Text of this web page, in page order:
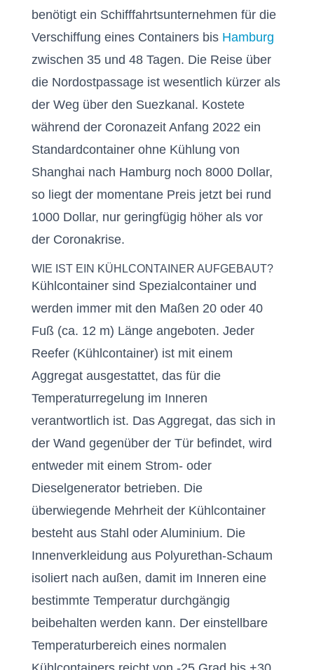
benötigt ein Schifffahrtsunternehmen für die
Verschiffung eines Containers bis Hamburg
zwischen 35 und 48 Tagen. Die Reise über
die Nordostpassage ist wesentlich kürzer als
der Weg über den Suezkanal. Kostete
während der Coronazeit Anfang 2022 ein
Standardcontainer ohne Kühlung von
Shanghai nach Hamburg noch 8000 Dollar,
so liegt der momentane Preis jetzt bei rund
1000 Dollar, nur geringfügig höher als vor
der Coronakrise.
WIE IST EIN KÜHLCONTAINER AUFGEBAUT?
Kühlcontainer sind Spezialcontainer und
werden immer mit den Maßen 20 oder 40
Fuß (ca. 12 m) Länge angeboten. Jeder
Reefer (Kühlcontainer) ist mit einem
Aggregat ausgestattet, das für die
Temperaturregelung im Inneren
verantwortlich ist. Das Aggregat, das sich in
der Wand gegenüber der Tür befindet, wird
entweder mit einem Strom- oder
Dieselgenerator betrieben. Die
überwiegende Mehrheit der Kühlcontainer
besteht aus Stahl oder Aluminium. Die
Innenverkleidung aus Polyurethan-Schaum
isoliert nach außen, damit im Inneren eine
bestimmte Temperatur durchgängig
beibehalten werden kann. Der einstellbare
Temperaturbereich eines normalen